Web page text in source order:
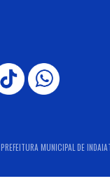
PREFEITURA MUNICIPAL DE